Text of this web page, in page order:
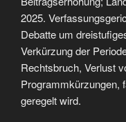
2025.
Debatte um
Verkürzung der
Rechtsbruch, Verlust
Programmkürzungen,
geregelt wird.